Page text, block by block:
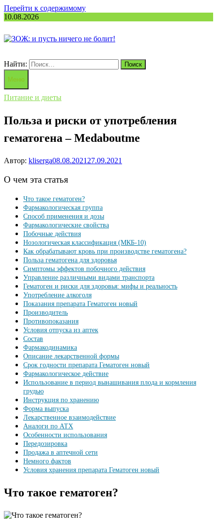
Перейти к содержимому
10.08.2026
Найти:
Меню
Питание и диеты
Польза и риски от употребления
гематогена – Medaboutme
Автор: kliserga08.08.2021 27.09.2021
О чем эта статья
Что такое гематоген?
Фармакологическая группа
Способ применения и дозы
Фармакологические свойства
Побочные действия
Нозологическая классификация (МКБ-10)
Как обрабатывают кровь при производстве гематогена?
Польза гематогена для здоровья
Симптомы эффектов побочного действия
Управление различными видами транспорта
Гематоген и риски для здоровья: мифы и реальность
Употребление алкоголя
Показания препарата Гематоген новый
Производитель
Противопоказания
Условия отпуска из аптек
Состав
Фармакодинамика
Описание лекарственной формы
Срок годности препарата Гематоген новый
Фармакологическое действие
Использование в период вынашивания плода и кормления
грудью
Инструкция по хранению
Форма выпуска
Лекарственное взаимодействие
Аналоги по АТХ
Особенности использования
Передозировка
Продажа в аптечной сети
Немного фактов
Условия хранения препарата Гематоген новый
Что такое гематоген?